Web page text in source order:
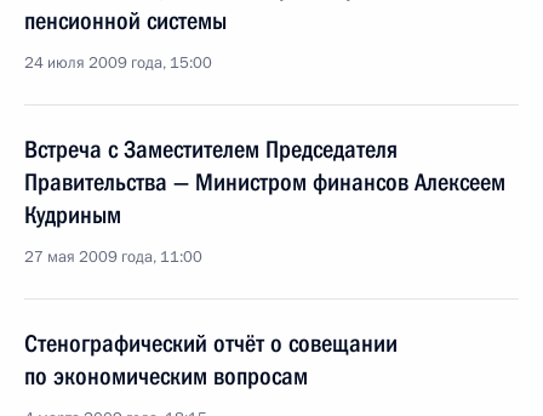
пенсионной системы
24 июля 2009 года, 15:00
Встреча с Заместителем Председателя
Правительства — Министром финансов Алексеем
Кудриным
27 мая 2009 года, 11:00
Стенографический отчёт о совещании
по экономическим вопросам